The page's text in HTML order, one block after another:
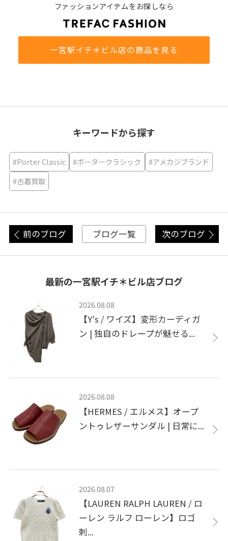
ファッションアイテムをお探しなら
一宮駅イチ＊ビル店の商品を見る
キーワードから探す
#Porter Classic #ポータークラシック
#アメカジブランド
#古着買取
前のブログ ブログ一覧 次のブログ
最新の一宮駅イチ＊ビル店ブログ
2026.08.08
【Y's / ワイズ】変形カーディガ
ン | 独自のドレープが魅せる...
2026.08.08
【HERMES / エルメス】オープ
ントゥレザーサンダル | 日常に...
2026.08.07
【LAUREN RALPH LAUREN / ロ
ーレン ラルフ ローレン】ロゴ
刺...